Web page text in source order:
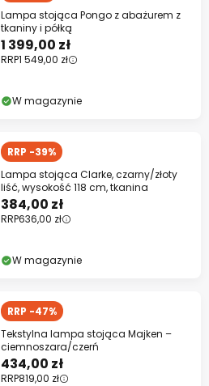
Lampa stojąca Pongo z abażurem z
tkaniny i półką
1 399,00 zł
RRP1 549,00 zł
W magazynie
RRP -39%
Lampa stojąca Clarke, czarny/złoty
liść, wysokość 118 cm, tkanina
384,00 zł
RRP636,00 zł
W magazynie
RRP -47%
Tekstylna lampa stojąca Majken –
ciemnoszara/czerń
434,00 zł
RRP819,00 zł